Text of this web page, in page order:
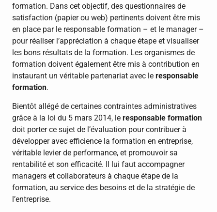
formation. Dans cet objectif, des questionnaires de
satisfaction (papier ou web) pertinents doivent être mis
en place par le responsable formation – et le manager –
pour réaliser l’appréciation à chaque étape et visualiser
les bons résultats de la formation. Les organismes de
formation doivent également être mis à contribution en
instaurant un véritable partenariat avec le responsable
formation.
Bientôt allégé de certaines contraintes administratives
grâce à la loi du 5 mars 2014, le responsable formation
doit porter ce sujet de l’évaluation pour contribuer à
développer avec efficience la formation en entreprise,
véritable levier de performance, et promouvoir sa
rentabilité et son efficacité. Il lui faut accompagner
managers et collaborateurs à chaque étape de la
formation, au service des besoins et de la stratégie de
l’entreprise.